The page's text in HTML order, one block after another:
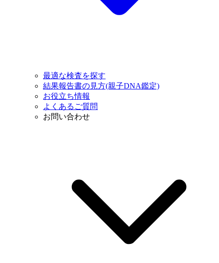
最適な検査を探す
結果報告書の見方(親子DNA鑑定)
お役立ち情報
よくあるご質問
お問い合わせ